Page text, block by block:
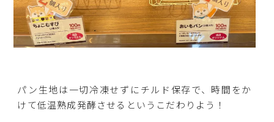
パン生地は一切冷凍せずにチルド保存で、時間をか
けて低温熟成発酵させるというこだわりよう！